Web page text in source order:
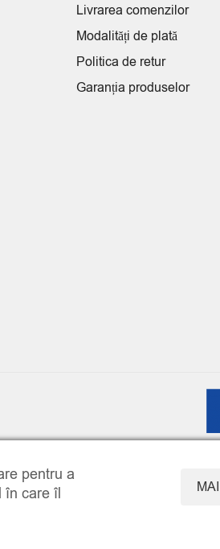
Livrarea comenzilor
Modalități de plată
Politica de retur
Garanția produselor
pentru a
în care îl
COMPARE